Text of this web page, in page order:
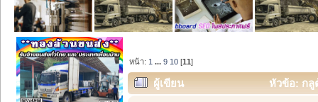
หน้า: 1 ...9 10 [11]
ผู้เขียน หัวข้อ: กลู